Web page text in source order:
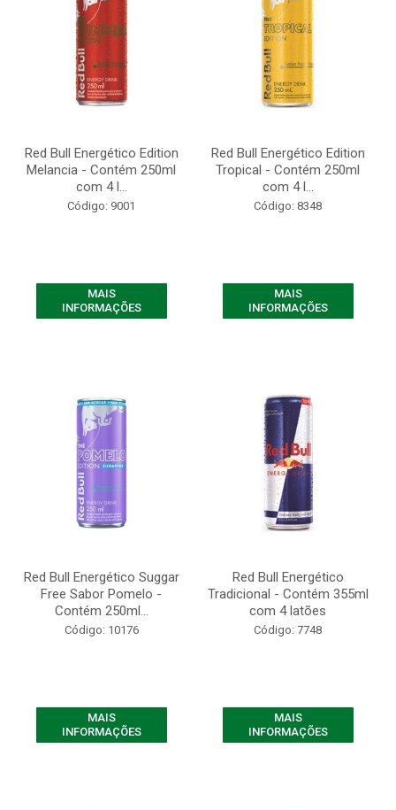
Red Bull Energético Edition
Melancia - Contém 250ml
com 4 l...
Código: 9001
MAIS
INFORMAÇÕES
Red Bull Energético Edition
Tropical - Contém 250ml
com 4 l...
Código: 8348
MAIS
INFORMAÇÕES
Red Bull Energético Suggar
Free Sabor Pomelo -
Contém 250ml...
Código: 10176
MAIS
INFORMAÇÕES
Red Bull Energético
Tradicional - Contém 355ml
com 4 latões
Código: 7748
MAIS
INFORMAÇÕES